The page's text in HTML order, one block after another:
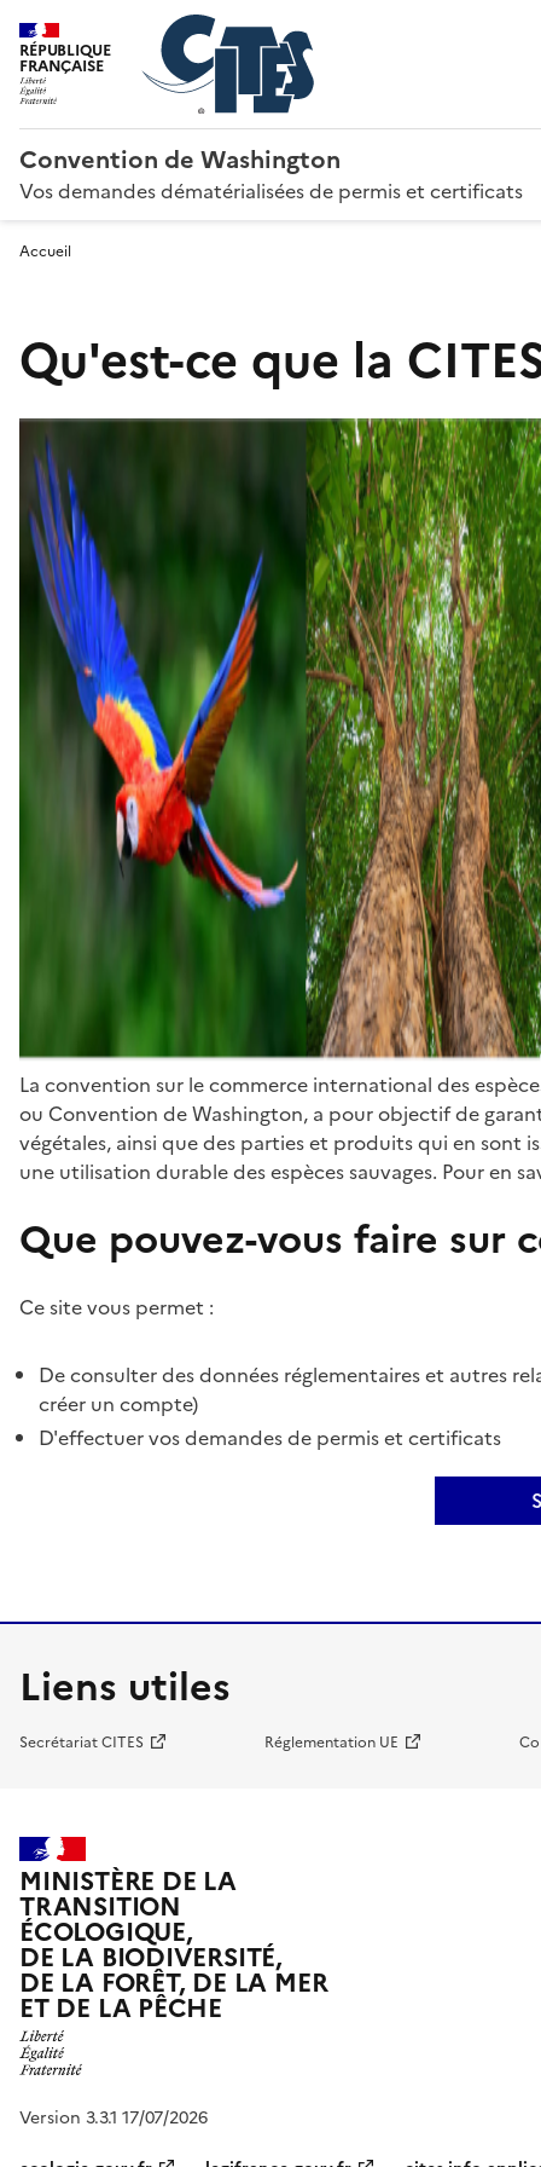
RÉPUBLIQUE
FRANÇAISE
Convention de Washington
Vos demandes dématérialisées de permis et certificats
Accueil
Qu'est-ce que la
La convention sur le commerce international des
ou Convention de Washington, a pour objectif de
végétales, ainsi que des parties et produits qui en sont
une utilisation durable des espèces sauvages. Pour en
Que pouvez-vous faire sur
Ce site vous permet :
De consulter des données réglementaires et autres
créer un compte)
D'effectuer vos demandes de permis et certificats
Liens utiles
Secrétariat CITES Réglementation UE
MINISTÈRE DE LA
TRANSITION
ÉCOLOGIQUE,
DE LA BIODIVERSITÉ,
DE LA FORÊT, DE LA MER
ET DE LA PÊCHE
Version 3.3.1 17/07/2026